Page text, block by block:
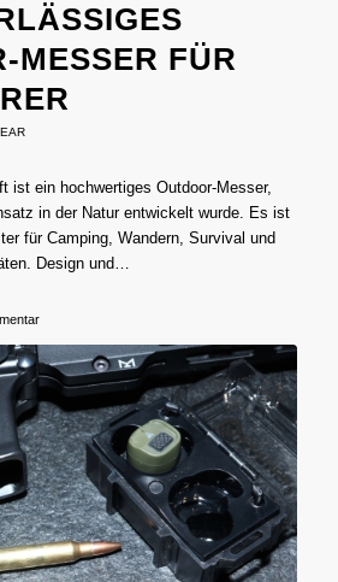
MESSER FÜR
ist ein hochwertiges Outdoor-Messer,
in der Natur entwickelt wurde. Es ist
für Camping, Wandern, Survival und
Design und…